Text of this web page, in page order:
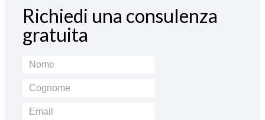
Richiedi una consulenza
gratuita